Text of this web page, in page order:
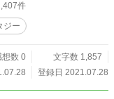
件
ジー
想数 0
文字数 1,857
登録日 2021.07.28